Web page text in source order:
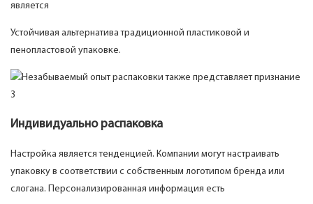
является
Устойчивая альтернатива традиционной пластиковой и
пенопластовой упаковке.
Индивидуально распаковка
Настройка является тенденцией. Компании могут настраивать
упаковку в соответствии с собственным логотипом бренда или
слогана. Персонализированная информация есть